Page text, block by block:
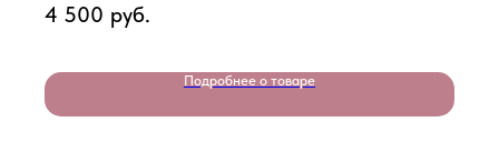
4 500 руб.
Подробнее о товаре